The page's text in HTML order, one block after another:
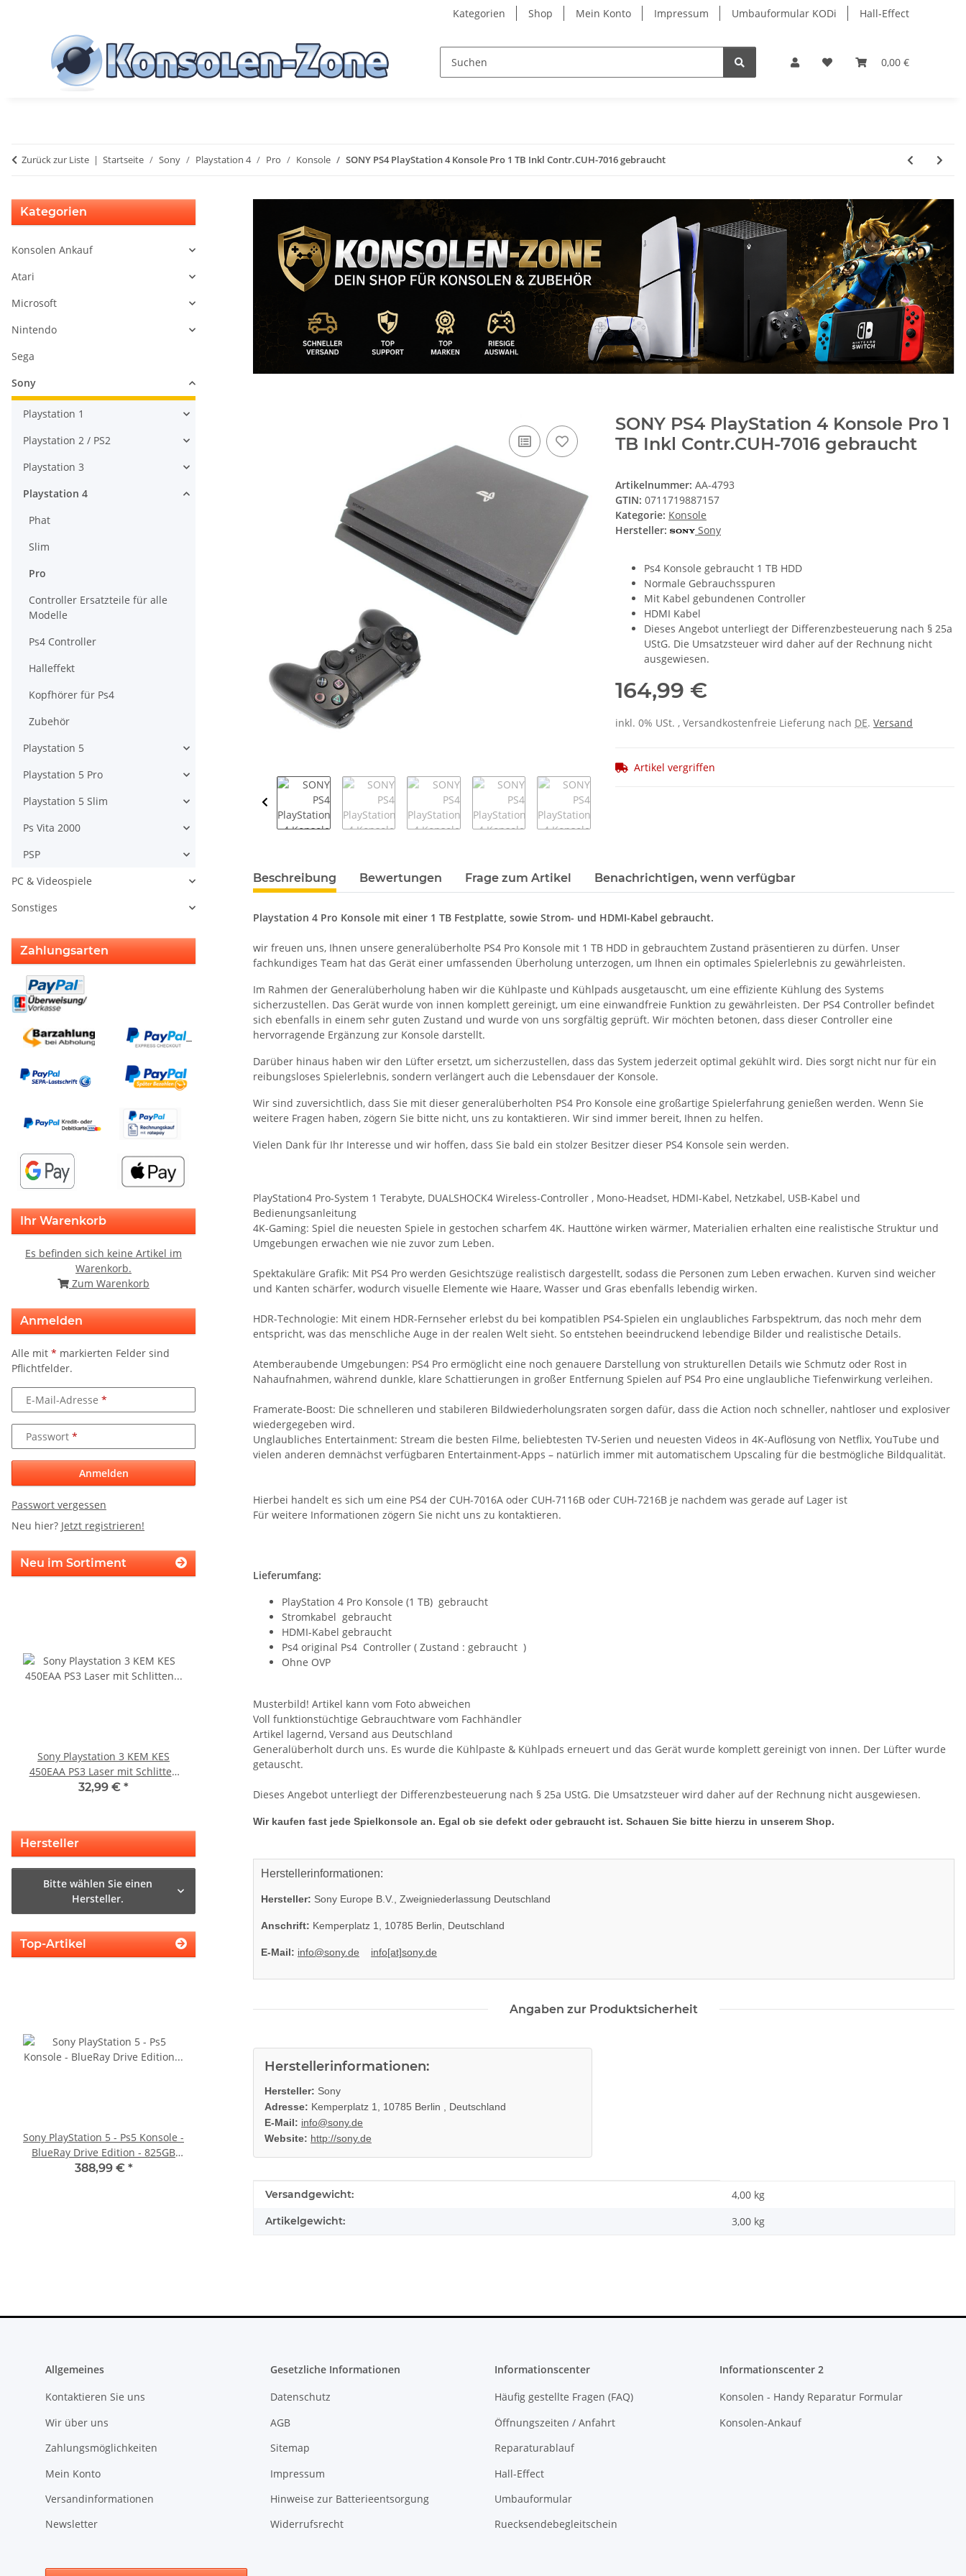
Kategorien Shop Mein Konto Impressum Umbauformular KODi Hall-Effect
0,00 €
Zurück zur Liste Startseite Sony Playstation 4 Pro Konsole SONY PS4 PlayStation 4 Konsole Pro 1 TB Inkl Contr.CUH-7016 gebraucht
SONY PS4 PlayStation 4 Konsole Pro 1
TB Inkl Contr.CUH-7016 gebraucht
Artikelnummer: AA-4793
GTIN: 0711719887157
Kategorie: Konsole
Hersteller:
Sony
Ps4 Konsole gebraucht 1 TB HDD
Normale Gebrauchsspuren
Mit Kabel gebundenen Controller
HDMI Kabel
Dieses Angebot unterliegt der Differenzbesteuerung nach § 25a
UStG. Die Umsatzsteuer wird daher auf der Rechnung nicht
ausgewiesen.
164,99 €
inkl. 0% USt. , Versandkostenfreie Lieferung nach DE. Versand
Artikel vergriffen
weitere Registerkarten anzeigen
Beschreibung Bewertungen Frage zum Artikel Benachrichtigen, wenn verfügbar
Playstation 4 Pro Konsole mit einer 1 TB Festplatte, sowie Strom- und HDMI-Kabel gebraucht.
wir freuen uns, Ihnen unsere generalüberholte PS4 Pro Konsole mit 1 TB HDD in gebrauchtem Zustand präsentieren zu dürfen. Unser
fachkundiges Team hat das Gerät einer umfassenden Überholung unterzogen, um Ihnen ein optimales Spielerlebnis zu gewährleisten.
Im Rahmen der Generalüberholung haben wir die Kühlpaste und Kühlpads ausgetauscht, um eine effiziente Kühlung des Systems
sicherzustellen. Das Gerät wurde von innen komplett gereinigt, um eine einwandfreie Funktion zu gewährleisten. Der PS4 Controller befindet
sich ebenfalls in einem sehr guten Zustand und wurde von uns sorgfältig geprüft. Wir möchten betonen, dass dieser Controller eine
hervorragende Ergänzung zur Konsole darstellt.
Darüber hinaus haben wir den Lüfter ersetzt, um sicherzustellen, dass das System jederzeit optimal gekühlt wird. Dies sorgt nicht nur für ein
reibungsloses Spielerlebnis, sondern verlängert auch die Lebensdauer der Konsole.
Wir sind zuversichtlich, dass Sie mit dieser generalüberholten PS4 Pro Konsole eine großartige Spielerfahrung genießen werden. Wenn Sie
weitere Fragen haben, zögern Sie bitte nicht, uns zu kontaktieren. Wir sind immer bereit, Ihnen zu helfen.
Vielen Dank für Ihr Interesse und wir hoffen, dass Sie bald ein stolzer Besitzer dieser PS4 Konsole sein werden.
PlayStation4 Pro-System 1 Terabyte, DUALSHOCK4 Wireless-Controller , Mono-Headset, HDMI-Kabel, Netzkabel, USB-Kabel und
Bedienungsanleitung
4K-Gaming: Spiel die neuesten Spiele in gestochen scharfem 4K. Hauttöne wirken wärmer, Materialien erhalten eine realistische Struktur und
Umgebungen erwachen wie nie zuvor zum Leben.
Spektakuläre Grafik: Mit PS4 Pro werden Gesichtszüge realistisch dargestellt, sodass die Personen zum Leben erwachen. Kurven sind weicher
und Kanten schärfer, wodurch visuelle Elemente wie Haare, Wasser und Gras ebenfalls lebendig wirken.
HDR-Technologie: Mit einem HDR-Fernseher erlebst du bei kompatiblen PS4-Spielen ein unglaubliches Farbspektrum, das noch mehr dem
entspricht, was das menschliche Auge in der realen Welt sieht. So entstehen beeindruckend lebendige Bilder und realistische Details.
Atemberaubende Umgebungen: PS4 Pro ermöglicht eine noch genauere Darstellung von strukturellen Details wie Schmutz oder Rost in
Nahaufnahmen, während dunkle, klare Schattierungen in großer Entfernung Spielen auf PS4 Pro eine unglaubliche Tiefenwirkung verleihen.
Framerate-Boost: Die schnelleren und stabileren Bildwiederholungsraten sorgen dafür, dass die Action noch schneller, nahtloser und explosiver
wiedergegeben wird.
Unglaubliches Entertainment: Stream die besten Filme, beliebtesten TV-Serien und neuesten Videos in 4K-Auflösung von Netflix, YouTube und
vielen anderen demnächst verfügbaren Entertainment-Apps – natürlich immer mit automatischem Upscaling für die bestmögliche Bildqualität.
Hierbei handelt es sich um eine PS4 der CUH-7016A oder CUH-7116B oder CUH-7216B je nachdem was gerade auf Lager ist
Für weitere Informationen zögern Sie nicht uns zu kontaktieren.
Lieferumfang:
PlayStation 4 Pro Konsole (1 TB) gebraucht
Stromkabel gebraucht
HDMI-Kabel gebraucht
Ps4 original Ps4 Controller ( Zustand : gebraucht )
Ohne OVP
Musterbild! Artikel kann vom Foto abweichen
Voll funktionstüchtige Gebrauchtware vom Fachhändler
Artikel lagernd, Versand aus Deutschland
Generalüberholt durch uns. Es wurde die Kühlpaste & Kühlpads erneuert und das Gerät wurde komplett gereinigt von innen. Der Lüfter wurde
getauscht.
Dieses Angebot unterliegt der Differenzbesteuerung nach § 25a UStG. Die Umsatzsteuer wird daher auf der Rechnung nicht ausgewiesen.
Wir kaufen fast jede Spielkonsole an. Egal ob sie defekt oder gebraucht ist. Schauen Sie bitte hierzu in unserem Shop.
Herstellerinformationen:
Hersteller: Sony Europe B.V., Zweigniederlassung Deutschland
Anschrift: Kemperplatz 1, 10785 Berlin, Deutschland
E-Mail: info@sony.de info[at]sony.de
Angaben zur Produktsicherheit
Herstellerinformationen:
Hersteller: Sony
Adresse: Kemperplatz 1, 10785 Berlin , Deutschland
E-Mail: info@sony.de
Website: http://sony.de
Produkteigenschaft
Wert
Versandgewicht: 4,00 kg
Artikelgewicht: 3,00 kg
Kategorien
Konsolen Ankauf
Atari
Microsoft
Nintendo
Sega
Sony
Playstation 1
Playstation 2 / PS2
Playstation 3
Playstation 4
Phat
Slim
Pro
Controller Ersatzteile für alle
Modelle
Ps4 Controller
Halleffekt
Kopfhörer für Ps4
Zubehör
Playstation 5
Playstation 5 Pro
Playstation 5 Slim
Ps Vita 2000
PSP
PC & Videospiele
Sonstiges
Zahlungsarten
Ihr Warenkorb
Es befinden sich keine Artikel im
Warenkorb.
Zum Warenkorb
Anmelden
Alle mit * markierten Felder sind
Pflichtfelder.
E-Mail-Adresse
Passwort
Anmelden
Passwort vergessen
Neu hier? Jetzt registrieren!
Neu im Sortiment
Sony Playstation 3 KEM KES
450EAA PS3 Laser mit Schlitten
Blu-Ray Laufwerk gebraucht
32,99 € *
Sony Playstation 3 KEM KES
450EAA PS3 Schlitten ohne Laser
SONY PS3 Slim Netzteil APS250
29,99 €
Hersteller
Bitte wählen Sie einen
Hersteller.
Top-Artikel
Sony PlayStation 5 - Ps5 Konsole -
BlueRay Drive Edition - 825GB
CFI-1216A gebraucht
388,99 € *
Original Microsoft XBOX 360 Slim
Allgemeines
Kontaktieren Sie uns
Wir über uns
Zahlungsmöglichkeiten
Mein Konto
Versandinformationen
Newsletter
Gesetzliche Informationen
Datenschutz
AGB
Sitemap
Impressum
Hinweise zur Batterieentsorgung
Widerrufsrecht
Informationscenter
Häufig gestellte Fragen (FAQ)
Öffnungszeiten / Anfahrt
Reparaturablauf
Hall-Effect
Umbauformular
Ruecksendebegleitschein
Informationscenter 2
Konsolen - Handy Reparatur Formular
Konsolen-Ankauf